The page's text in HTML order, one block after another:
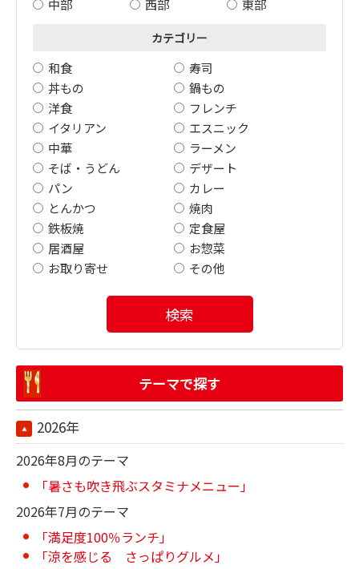
中部 西部 東部
カテゴリー
和食
寿司
丼もの
鍋もの
洋食
フレンチ
イタリアン
エスニック
中華
ラーメン
そば・うどん
デザート
パン
カレー
とんかつ
焼肉
鉄板焼
定食屋
居酒屋
お惣菜
お取り寄せ
その他
検索
テーマで探す
2026年
2026年8月のテーマ
「暑さも吹き飛ぶスタミナメニュー」
2026年7月のテーマ
「満足度100％ランチ」
「涼を感じる さっぱりグルメ」